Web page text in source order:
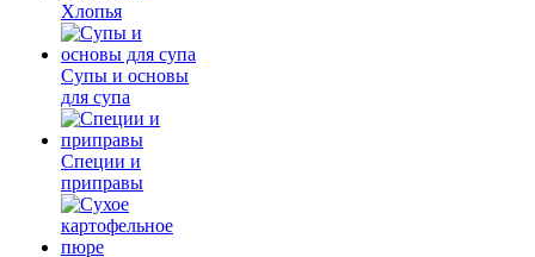
Хлопья
Супы и основы
для супа
Специи и
приправы